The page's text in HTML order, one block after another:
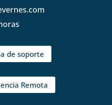
de soporte
Remota